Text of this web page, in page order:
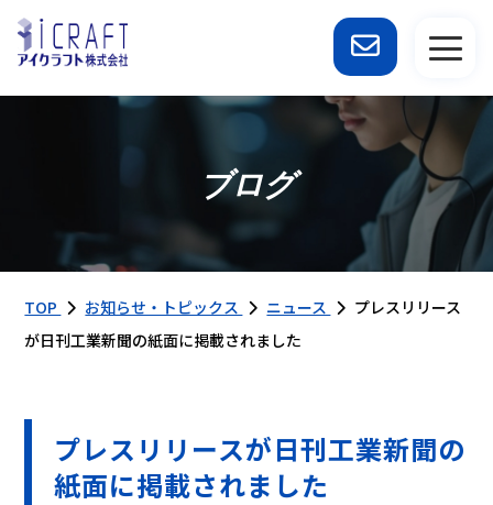
ブログ
TOP お知らせ・トピックス ニュース
プレスリリース
が日刊工業新聞の紙面に掲載されました
プレスリリースが日刊工業新聞の
紙面に掲載されました